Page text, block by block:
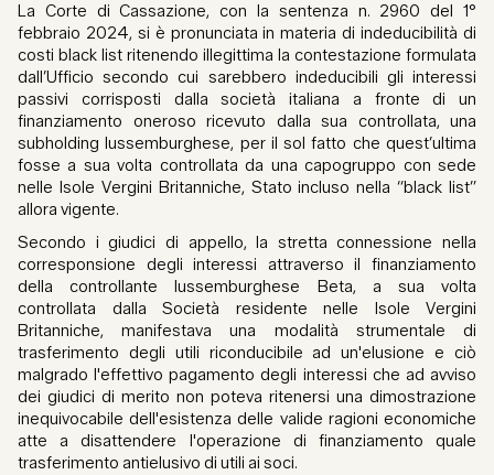
La Corte di Cassazione, con la sentenza n. 2960 del 1°
febbraio 2024, si è pronunciata in materia di indeducibilità di
costi black list ritenendo illegittima la contestazione formulata
dall’Ufficio secondo cui sarebbero indeducibili gli interessi
passivi corrisposti dalla società italiana a fronte di un
finanziamento oneroso ricevuto dalla sua controllata, una
subholding lussemburghese, per il sol fatto che quest’ultima
fosse a sua volta controllata da una capogruppo con sede
nelle Isole Vergini Britanniche, Stato incluso nella “black list”
allora vigente.
Secondo i giudici di appello, la stretta connessione nella
corresponsione degli interessi attraverso il finanziamento
della controllante lussemburghese Beta, a sua volta
controllata dalla Società residente nelle Isole Vergini
Britanniche, manifestava una modalità strumentale di
trasferimento degli utili riconducibile ad un'elusione e ciò
malgrado l'effettivo pagamento degli interessi che ad avviso
dei giudici di merito non poteva ritenersi una dimostrazione
inequivocabile dell'esistenza delle valide ragioni economiche
atte a disattendere l'operazione di finanziamento quale
trasferimento antielusivo di utili ai soci.